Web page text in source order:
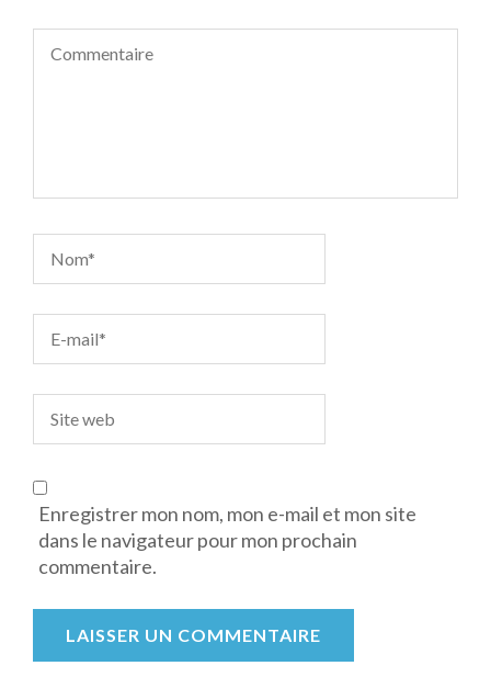
Enregistrer mon nom, mon e-mail et mon site
dans le navigateur pour mon prochain
commentaire.